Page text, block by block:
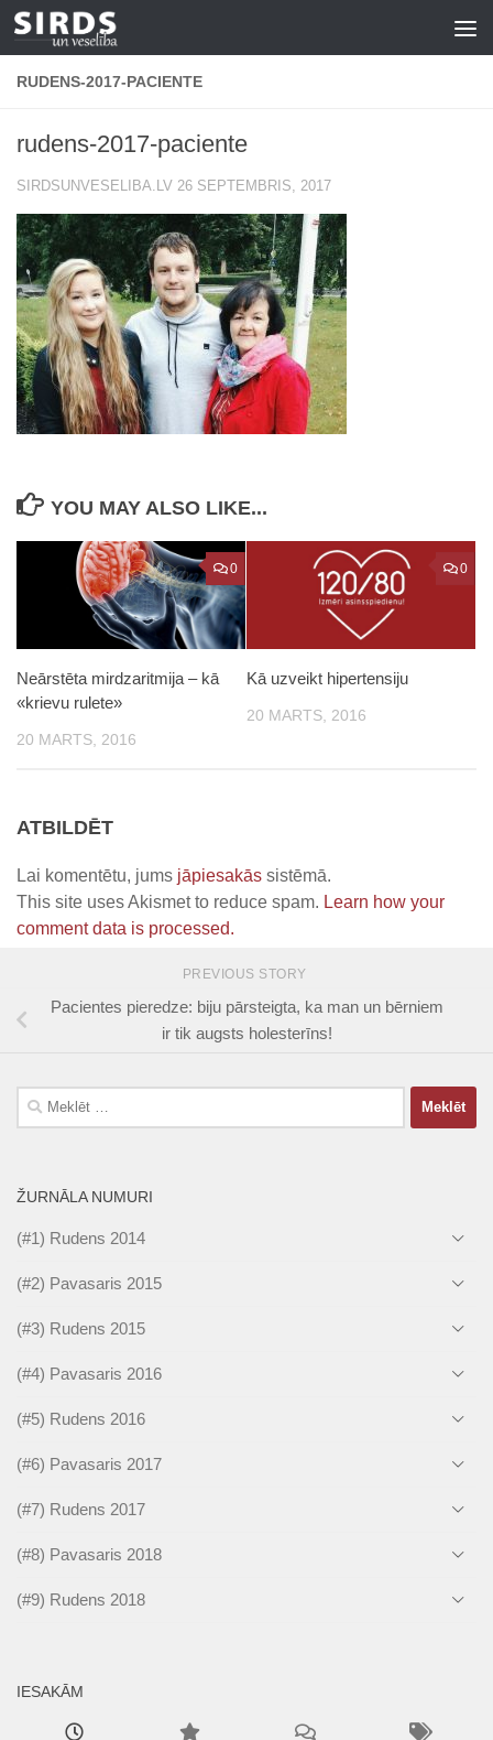
Skip to content
RUDENS-2017-PACIENTE
rudens-2017-paciente
SIRDSUNVESELIBA.LV 26 SEPTEMBRIS, 2017
YOU MAY ALSO LIKE...
0
Neārstēta mirdzaritmija – kā
«krievu rulete»
20 MARTS, 2016
0
Kā uzveikt hipertensiju
20 MARTS, 2016
ATBILDĒT
Lai komentētu, jums jāpiesakās sistēmā.
This site uses Akismet to reduce spam. Learn how your
comment data is processed.
PREVIOUS STORY
Pacientes pieredze: biju pārsteigta, ka man un bērniem
ir tik augsts holesterīns!
Meklēt:
ŽURNĀLA NUMURI
(#1) Rudens 2014
(#2) Pavasaris 2015
(#3) Rudens 2015
(#4) Pavasaris 2016
(#5) Rudens 2016
(#6) Pavasaris 2017
(#7) Rudens 2017
(#8) Pavasaris 2018
(#9) Rudens 2018
IESAKĀM